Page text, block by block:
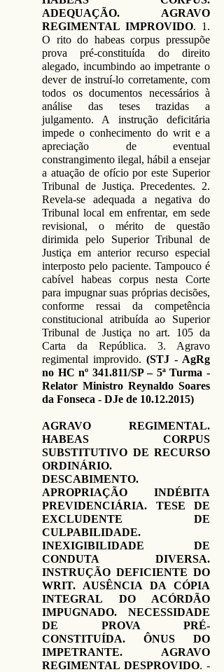
ADEQUAÇÃO. AGRAVO
REGIMENTAL IMPROVIDO. 1.
O rito do habeas corpus pressupõe
prova pré-constituída do direito
alegado, incumbindo ao impetrante o
dever de instruí-lo corretamente, com
todos os documentos necessários à
análise das teses trazidas a
julgamento. A instrução deficitária
impede o conhecimento do writ e a
apreciação de eventual
constrangimento ilegal, hábil a ensejar
a atuação de ofício por este Superior
Tribunal de Justiça. Precedentes. 2.
Revela-se adequada a negativa do
Tribunal local em enfrentar, em sede
revisional, o mérito de questão
dirimida pelo Superior Tribunal de
Justiça em anterior recurso especial
interposto pelo paciente. Tampouco é
cabível habeas corpus nesta Corte
para impugnar suas próprias decisões,
conforme ressai da competência
constitucional atribuída ao Superior
Tribunal de Justiça no art. 105 da
Carta da República. 3. Agravo
regimental improvido. (STJ - AgRg
no HC nº 341.811/SP – 5ª Turma -
Relator Ministro Reynaldo Soares
da Fonseca - DJe de 10.12.2015)
AGRAVO REGIMENTAL.
HABEAS CORPUS
SUBSTITUTIVO DE RECURSO
ORDINÁRIO.
DESCABIMENTO.
APROPRIAÇÃO INDÉBITA
PREVIDENCIÁRIA. TESE DE
EXCLUDENTE DE
CULPABILIDADE.
INEXIGIBILIDADE DE
CONDUTA DIVERSA.
INSTRUÇÃO DEFICIENTE DO
WRIT. AUSÊNCIA DA CÓPIA
INTEGRAL DO ACÓRDÃO
IMPUGNADO. NECESSIDADE
DE PROVA PRÉ-
CONSTITUÍDA. ÔNUS DO
IMPETRANTE. AGRAVO
REGIMENTAL DESPROVIDO. -